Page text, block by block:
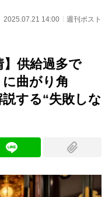
2025.07.21 14:00 週刊ポスト
】供給過多で
に曲がり角
説する“失敗しな